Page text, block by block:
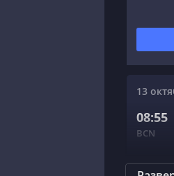
13
08:55
BCN
06:30